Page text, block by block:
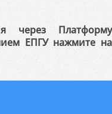
через Платформу
ЕПГУ нажмите на